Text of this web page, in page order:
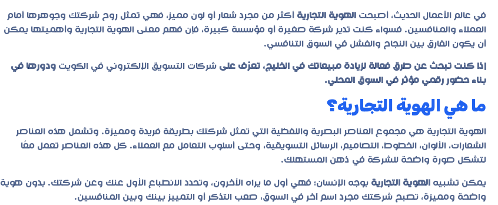
في عالم الأعمال الحديث، أصبحت الهوية التجارية أكثر من مجرد شعار أو لون مميز، فهي تمثل روح شركتك وجوهرها أمام
العملاء والمنافسين. فسواء كنت تدير شركة صغيرة أو مؤسسة كبيرة، فإن فهم معنى الهوية التجارية وأهميتها يمكن
أن يكون الفارق بين النجاح والفشل في السوق التنافسي.
إذا كنت تبحث عن طرق فعالة لزيادة مبيعاتك في الخليج، تعرّف على شركات التسويق الإلكتروني في الكويت ودورها في
بناء حضور رقمي مؤثر في السوق المحلي.
ما هي الهوية التجارية؟
الهوية التجارية هي مجموع العناصر البصرية واللفظية التي تمثل شركتك بطريقة فريدة ومميزة. وتشمل هذه العناصر
الشعارات، الألوان، الخطوط، التصاميم، الرسائل التسويقية، وحتى أسلوب التعامل مع العملاء. كل هذه العناصر تعمل معًا
لتشكل صورة واضحة للشركة في ذهن المستهلك.
يمكن تشبيه الهوية التجارية بوجه الإنسان؛ فهي أول ما يراه الآخرون، وتحدد الانطباع الأول عنك وعن شركتك. بدون هوية
واضحة ومميزة، تصبح شركتك مجرد اسم آخر في السوق، صعب التذكر أو التمييز بينك وبين المنافسين.